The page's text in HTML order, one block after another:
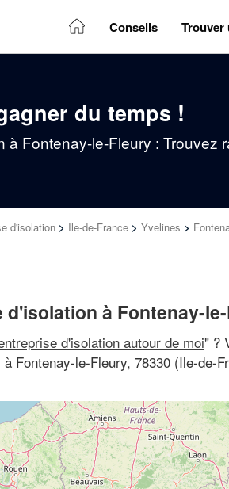
Conseils Trouver
du temps !
à Fontenay-le-Fleury :
d'isolation > Ile-de-France > Yvelines >
d'isolation à Fontenay-
d'isolation autour de moi" ?
Fontenay-le-Fleury, 78330 (Ile-de-